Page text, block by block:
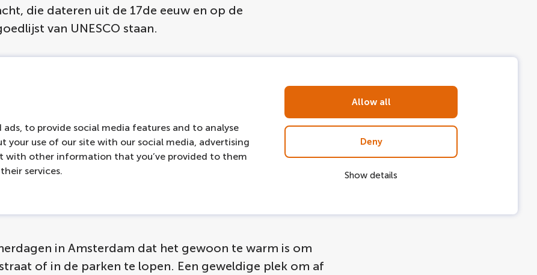
to provide social media features and to analyse
your use of our site with our social media, advertising
with other information that you’ve provided to them
services.
Allow all
Deny
Show details
die dateren uit de 17de eeuw en op de
van UNESCO staan.
in de
Icebar
in Amsterdam dat het gewoon te warm is om
of in de parken te lopen. Een geweldige plek om af